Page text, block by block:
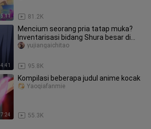
5:11 81.2K
4:41
Mencium seorang pria tatap muka?
Inventarisasi bidang Shura besar di
anime!
95.8K
yujiangaichitao
7:24
Kompilasi beberapa judul anime kocak
55.3K
Yaoqiafanmie